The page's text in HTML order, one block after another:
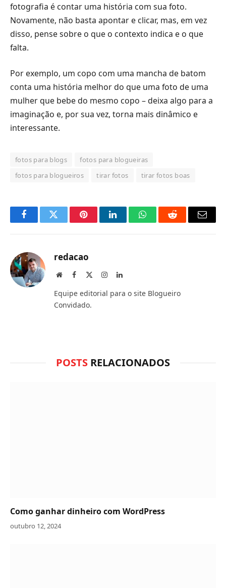
fotografia é contar uma história com sua foto.
Novamente, não basta apontar e clicar, mas, em vez
disso, pense sobre o que o contexto indica e o que
falta.
Por exemplo, um copo com uma mancha de batom
conta uma história melhor do que uma foto de uma
mulher que bebe do mesmo copo – deixa algo para a
imaginação e, por sua vez, torna mais dinâmico e
interessante.
fotos para blogs
fotos para blogueiras
fotos para blogueiros
tirar fotos tirar fotos boas
FacebookTwitter PinterestLinkedInO
Reddit
E-
redacao
Site Facebook InstagramLinkedIn
Equipe editorial para o site Blogueiro
Convidado.
POSTS RELACIONADOS
Como ganhar dinheiro com WordPress
outubro 12, 2024